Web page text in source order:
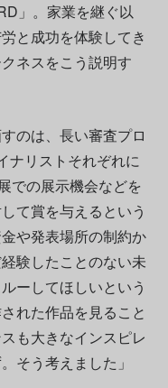
」。家業を継ぐ以
と成功を体験してき
ネスをこう説明す
のは、長い審査プロ
ナリストそれぞれに
での展示機会などを
て賞を与えるという
や発表場所の制約か
験したことのない未
ーしてほしいという
れた作品を見ること
も大きなインスピレ
そう考えました」